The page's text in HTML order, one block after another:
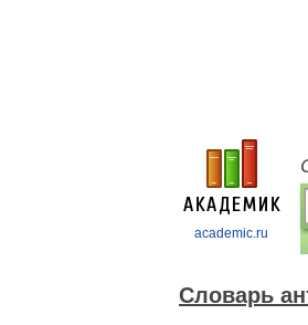
academic.ru
Словарь